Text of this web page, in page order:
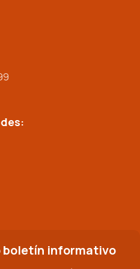
boletín informativo